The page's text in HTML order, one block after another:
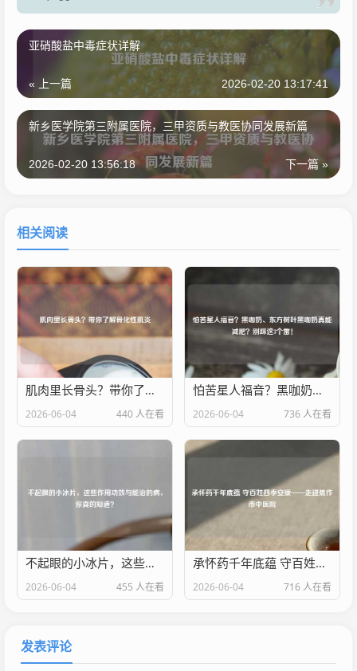
亚硝酸盐中毒症状详解
« 上一篇 2026-02-20 13:17:41
新乡医学院第三附属医院，三甲资质与教医协同发展新篇
下一篇 »
2026-02-20 13:56:18
相关阅读
肌肉里长骨头？带你了解骨化性肌炎
2026-06-04 440 人在看
怕苦星人福音？黑咖奶、东方树叶黑咖奶真能减肥？别踩这3个雷！
2026-06-04 736 人在看
不起眼的小冰片，这些作用功效与能治的病，你真的知道？
2026-06-04 455 人在看
承怀药千年底蕴 守百姓四季安康——走进焦作市中医院
2026-06-04 716 人在看
发表评论